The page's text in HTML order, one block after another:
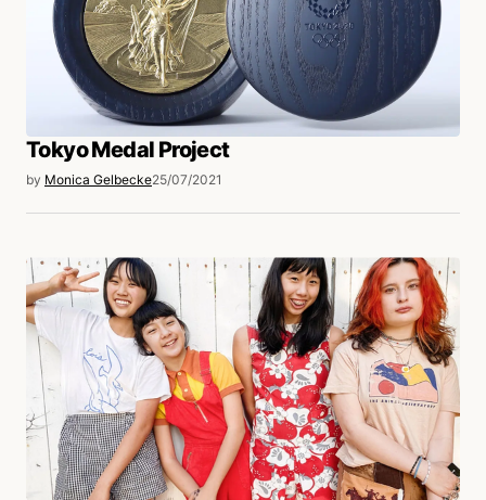
Tokyo Medal Project
by Monica Gelbecke25/07/2021